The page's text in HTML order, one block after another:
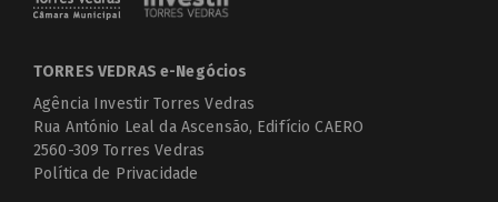
TORRES VEDRAS e-Negócios
Agência Investir Torres Vedras
Rua António Leal da Ascensão, Edifício CAERO
2560-309 Torres Vedras
Política de Privacidade